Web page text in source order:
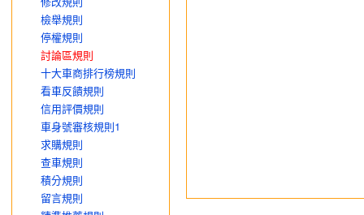
檢舉規則
停權規則
討論區規則
十大車商排行榜規則
看車反饋規則
信用評價規則
車身號審核規則1
求購規則
查車規則
積分規則
留言規則